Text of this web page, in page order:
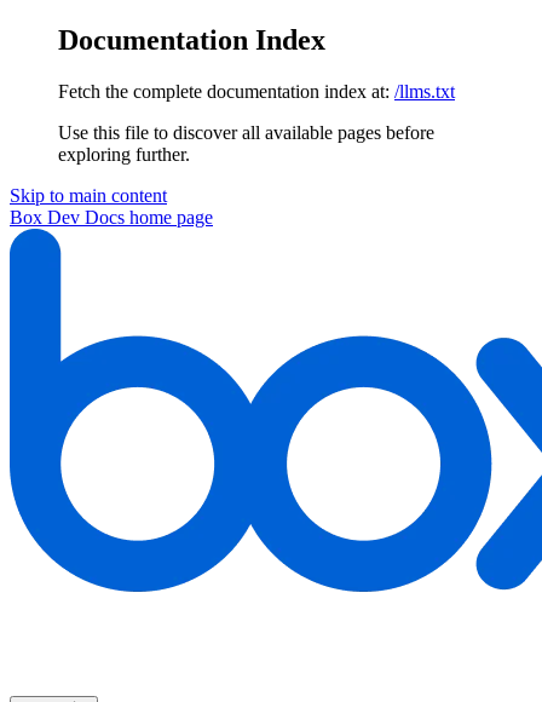
Documentation Index
Fetch the complete documentation index at: /llms.txt
Use this file to discover all available pages before
exploring further.
Skip to main content
Box Dev Docs home page